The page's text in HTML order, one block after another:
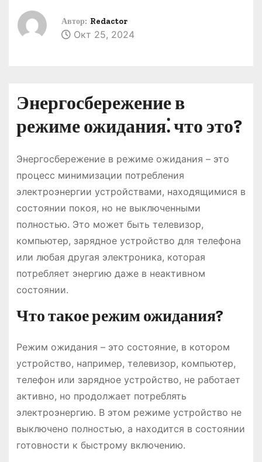
Автор: Redactor
Окт 25, 2024
Энергосбережение в
режиме ожидания⁚ что это?
Энергосбережение в режиме ожидания – это
процесс минимизации потребления
электроэнергии устройствами, находящимися в
состоянии покоя, но не выключенными
полностью. Это может быть телевизор,
компьютер, зарядное устройство для телефона
или любая другая электроника, которая
потребляет энергию даже в неактивном
состоянии.
Что такое режим ожидания?
Режим ожидания – это состояние, в котором
устройство, например, телевизор, компьютер,
телефон или зарядное устройство, не работает
активно, но продолжает потреблять
электроэнергию. В этом режиме устройство не
выключено полностью, а находится в состоянии
готовности к быстрому включению.